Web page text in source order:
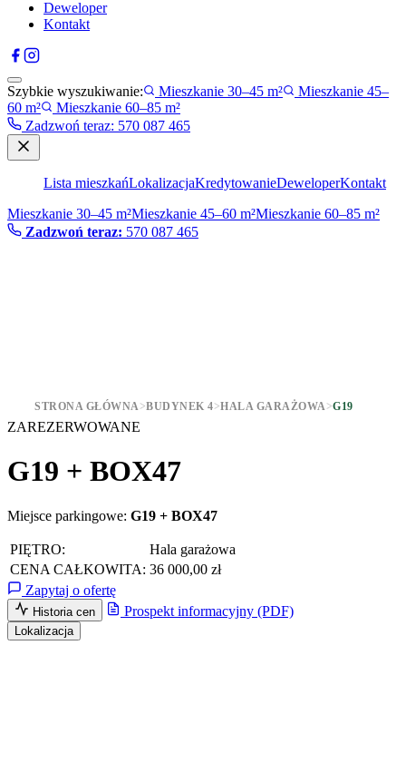
Deweloper
Kontakt
Szybkie wyszukiwanie: Mieszkanie 30–45 m²
Mieszkanie 45–
60 m²
Mieszkanie 60–85 m²
Zadzwoń teraz: 570 087 465
Lista mieszkańLokalizacjaKredytowanieDeweloperKontakt
Mieszkanie 30–45 m²Mieszkanie 45–60 m²Mieszkanie 60–85 m²
Zadzwoń teraz: 570 087 465
STRONA GŁÓWNA>BUDYNEK 4>HALA GARAŻOWA>G19
ZAREZERWOWANE
G19 + BOX47
Miejsce parkingowe: G19 + BOX47
PIĘTRO:
Hala garażowa
CENA CAŁKOWITA: 36 000,00 zł
Zapytaj o ofertę
Historia cen Prospekt informacyjny (PDF)
Lokalizacja